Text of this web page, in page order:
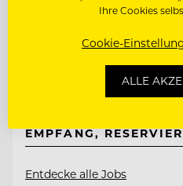
7081 Schützen bei Wien
EMPFANG,
Entdecke alle Jobs
Ihre Cookies
Cookie-
ALLE